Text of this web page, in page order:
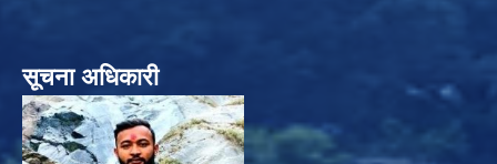
सूचना अधिकारी